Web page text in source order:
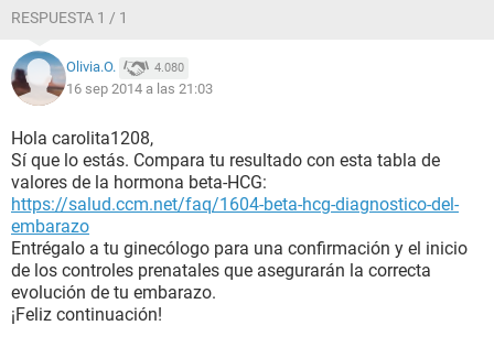
RESPUESTA 1 / 1
Olivia.O. 4.080
16 sep 2014 a las 21:03
Hola carolita1208,
Sí que lo estás. Compara tu resultado con esta tabla de
valores de la hormona beta-HCG:
https://salud.ccm.net/faq/1604-beta-hcg-diagnostico-del-
embarazo
Entrégalo a tu ginecólogo para una confirmación y el inicio
de los controles prenatales que asegurarán la correcta
evolución de tu embarazo.
¡Feliz continuación!